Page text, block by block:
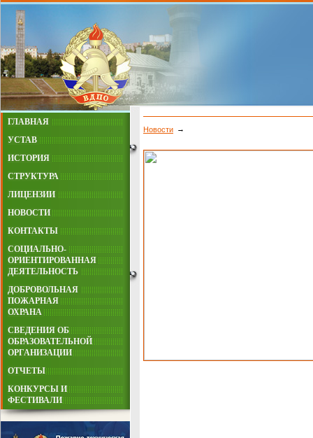
ГЛАВНАЯ
УСТАВ
ИСТОРИЯ
СТРУКТУРА
ЛИЦЕНЗИИ
НОВОСТИ
КОНТАКТЫ
СОЦИАЛЬНО-
ОРИЕНТИРОВАННАЯ
ДЕЯТЕЛЬНОСТЬ
ДОБРОВОЛЬНАЯ
ПОЖАРНАЯ
ОХРАНА
СВЕДЕНИЯ ОБ
ОБРАЗОВАТЕЛЬНОЙ
ОРГАНИЗАЦИИ
ОТЧЕТЫ
КОНКУРСЫ И
ФЕСТИВАЛИ
Новости